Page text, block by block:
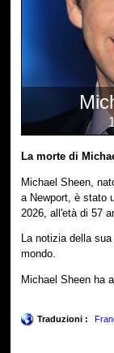
La morte di
Michael Sheen,
a Newport, è stato
2026, all'età di 57
La notizia della
mondo.
Michael Sheen ha
Traduzioni :